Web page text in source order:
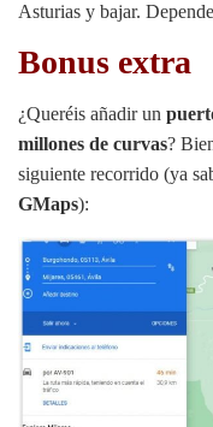
Asturias y bajar.
Bonus extra
¿Queréis añadir un
millones de curvas?
siguiente recorrido (ya
GMaps):